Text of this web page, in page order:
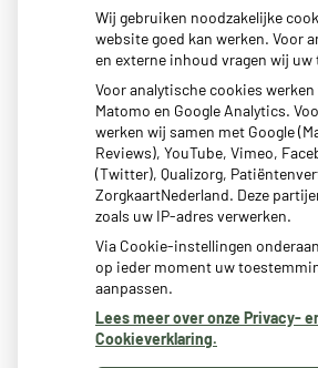
8:00 tot
-
14:30tot
-
Woensdag:
8:00tot
-
14:30tot
-
Donderdag:
8:00tot
-
14:30tot
-
8:00 tot
-
14:30tot
-
Wij gebruiken noodzakelijke
website goed kan werken. Voor
en externe inhoud vragen wij
Voor analytische cookies
Matomo en Google Analytics.
werken wij samen met Google
Reviews), YouTube, Vimeo,
(Twitter), Qualizorg,
ZorgkaartNederland. Deze
zoals uw IP-adres verwerken.
Via Cookie-instellingen
op ieder moment uw
aanpassen.
Lees meer over onze Privacy-
Cookieverklaring.